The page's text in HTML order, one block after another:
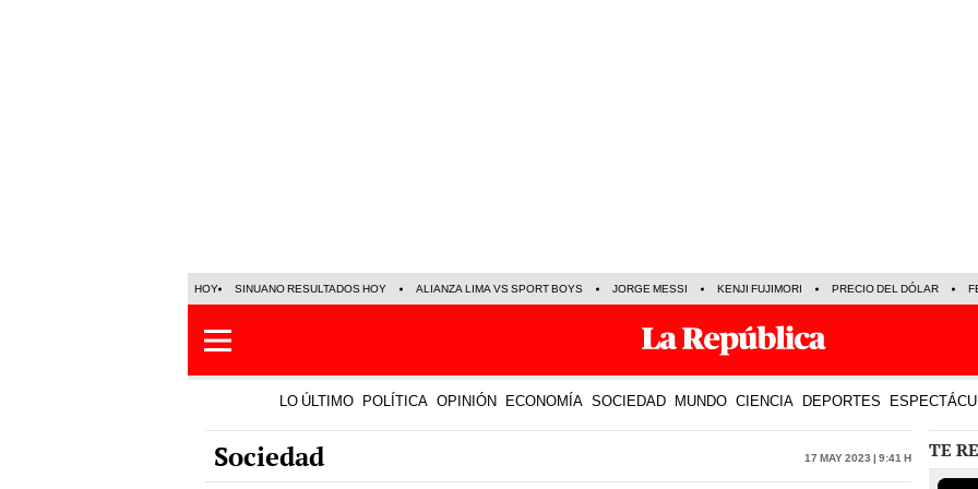
HOY SINUANO RESULTADOS HOY ALIANZA LIMA VS SPORT BOYS JORGE MESSI KENJI FUJIMORI PRECIO DEL DÓLAR
LO ÚLTIMO POLÍTICA OPINIÓN ECONOMÍA SOCIEDAD MUNDO CIENCIA DEPORTES
Sociedad 17 May 2023 | 9:41 h TE